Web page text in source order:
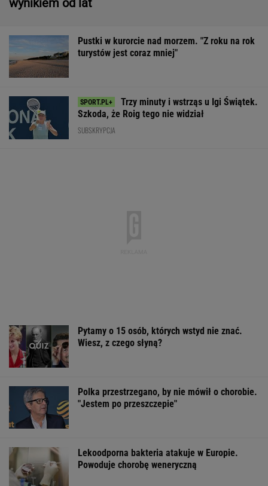
Pustki w kurorcie nad morzem. "Z roku na rok
turystów jest coraz mniej"
Trzy minuty i wstrząs u Igi Świątek.
Szkoda, że Roig tego nie widział
SUBSKRYPCJA
Pytamy o 15 osób, których wstyd nie znać.
Wiesz, z czego słyną?
Polka przestrzegano, by nie mówił o chorobie.
"Jestem po przeszczepie"
Lekoodporna bakteria atakuje w Europie.
Powoduje chorobę weneryczną